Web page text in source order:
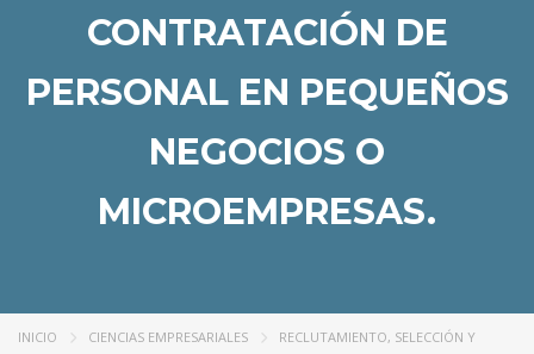
CONTRATACIÓN DE
PERSONAL EN PEQUEÑOS
NEGOCIOS O
MICROEMPRESAS.
INICIO CIENCIAS EMPRESARIALES
RECLUTAMIENTO, SELECCIÓN Y